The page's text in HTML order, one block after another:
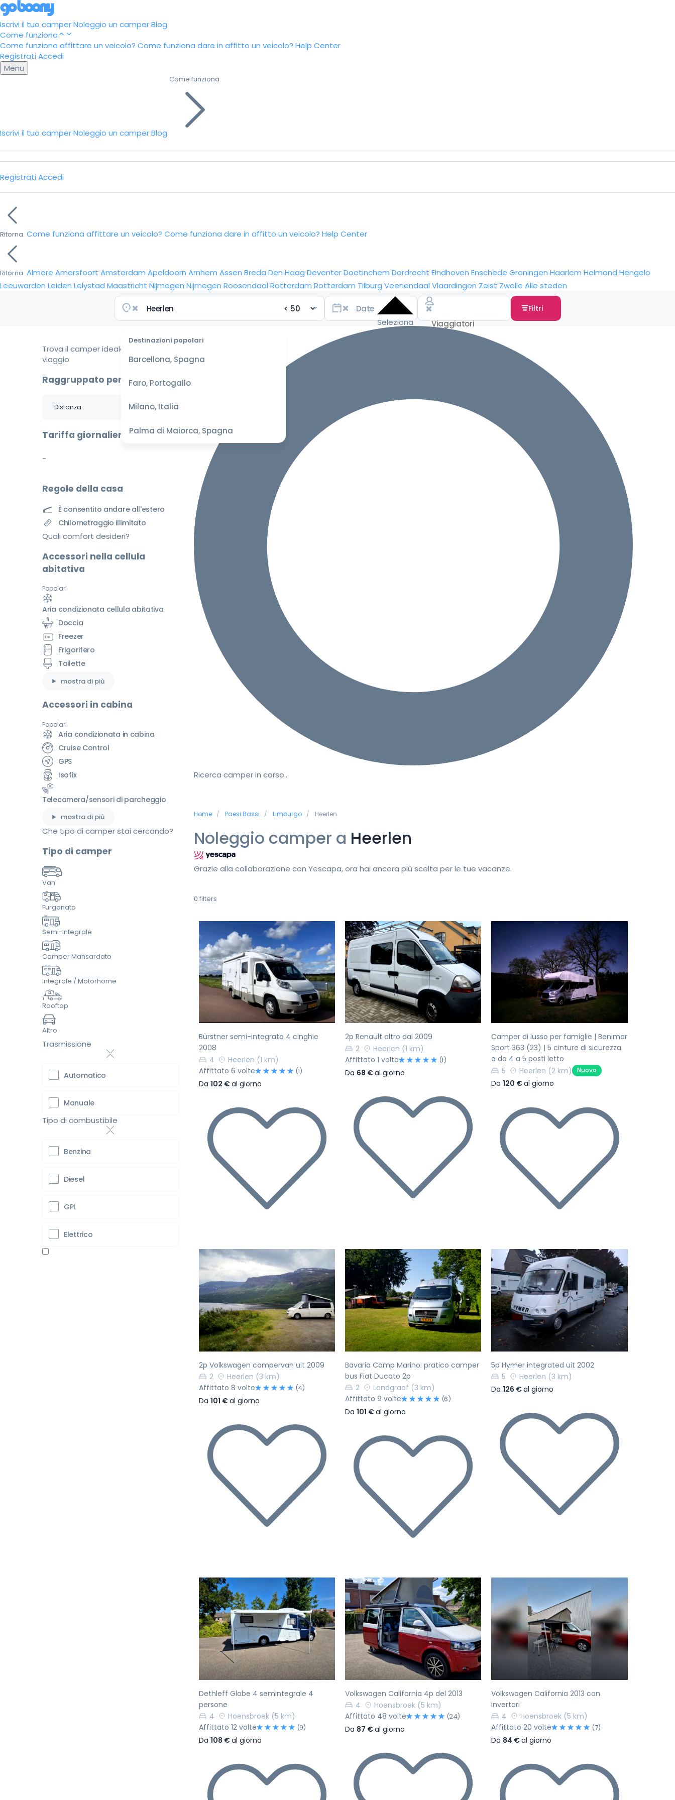
Iscrivi il tuo camperNoleggio un camperBlog
Come funziona
Come funziona affittare un veicolo? Come funziona dare in affitto un veicolo? Help Center
Registrati Accedi
Menu
Iscrivi il tuo camperNoleggio un camperBlog
Come funziona
Registrati Accedi
Ritorna Come funziona affittare un veicolo? Come funziona dare in affitto un veicolo? Help Center
Ritorna Almere Amersfoort Amsterdam Apeldoorn Arnhem Assen Breda Den Haag DeventerDoetinchem Dordrecht Eindhoven Enschede Groningen Haarlem Helmond Hengelo
Leeuwarden Leiden Lelystad Maastricht Nijmegen Nijmegen Roosendaal Rotterdam Rotterdam Tilburg Veenendaal Vlaardingen Zeist Zwolle Alle steden
Destinazioni popolari
Barcellona, Spagna
Faro, Portogallo
Milano, Italia
Palma di Maiorca, Spagna
Seleziona
Filtri
Ricerca camper in corso…
Home Paesi Bassi Limburgo Heerlen
Noleggio camper a Heerlen
Grazie alla collaborazione con Yescapa, ora hai ancora più scelta per le tue vacanze.
0 filters
Precedente Successivo
Bürstner semi-integrato 4 cinghie
2008
4
Heerlen (1 km)
Affittato 6 volte
(1)
Da 102 €al giorno
Precedente Successivo
2p Renault altro dal 2009
2
Heerlen (1 km)
Affittato 1 volta
(1)
Da 68 €al giorno
Precedente Successivo
Camper di lusso per famiglie | Benimar
Sport 363 (23) | 5 cinture di sicurezza
e da 4 a 5 posti letto
5
Heerlen (2 km) Nuovo
Da120 €al giorno
Precedente Successivo
2p Volkswagen campervan uit 2009
2
Heerlen (3 km)
Affittato 8 volte
(4)
Da 101 €al giorno
Precedente Successivo
Bavaria Camp Marino: pratico camper
bus Fiat Ducato 2p
2
Landgraaf (3 km)
Affittato 9 volte
(6)
Da 101 €al giorno
Precedente Successivo
5p Hymer integrated uit 2002
5
Heerlen (3 km)
Da126 €al giorno
Precedente Successivo
Dethleff Globe 4 semintegrale 4
persone
4
Hoensbroek (5 km)
Affittato 12 volte
(9)
Da 108 €al giorno
Precedente Successivo
Volkswagen California 4p del 2013
4
Hoensbroek (5 km)
Affittato 48 volte
(24)
Da 87 €al giorno
Precedente Successivo
Volkswagen California 2013 con
invertari
4
Hoensbroek (5 km)
Affittato 20 volte
(7)
Da 84 €al giorno
Trova il camper ideale per il tuo
viaggio
Raggruppato per
Tariffa giornaliera
-
Regole della casa
È consentito andare all'estero
Chilometraggio illimitato
Quali comfort desideri?
Accessori nella cellula
abitativa
Popolari
Aria condizionata cellula abitativa
Doccia
Freezer
Frigorifero
Toilette
mostra di più
Accessori in cabina
Popolari
Aria condizionata in cabina
Cruise Control
GPS
Isofix
Telecamera/sensori di parcheggio
mostra di più
Che tipo di camper stai cercando?
Tipo di camper
Van
Furgonato
Semi-Integrale
Camper Mansardato
Integrale / Motorhome
Rooftop
Altro
Trasmissione
Automatico
Manuale
Tipo di combustibile
Benzina
Diesel
GPL
Elettrico